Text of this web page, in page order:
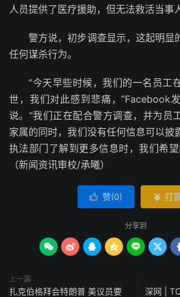
人员提供了医疗援助，但无法救活当事
警方说，初步调查显示，这起明显
任何谋杀行为。
“今天早些时候，我们的一名员工
世，我们对此感到悲痛，”Facebook
说。“我们正在配合警方调查，并为员
家属的同时，我们没有任何信息可以披
执法部门了解到更多信息时，我们希
（新闻资讯审校/承曦）
 赞(0)  打
分享到
     
上一篇
扎克伯格拜会特朗普 美议员要
深网 |